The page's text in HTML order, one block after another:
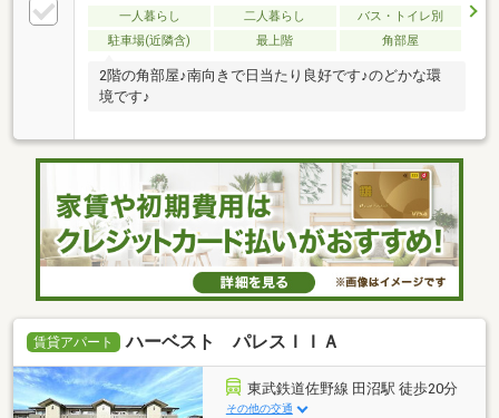
一人暮らし 二人暮らし
バス・トイレ別
駐車場(近隣含)
最上階 角部屋
2階の角部屋♪南向きで日当たり良好です♪のどかな環
境です♪
賃貸アパート ハーベスト パレスＩＩＡ
東武鉄道佐野線 田沼駅 徒歩20分
その他の交通